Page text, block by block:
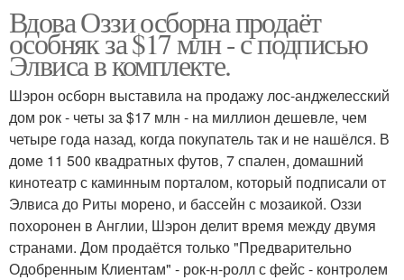
Вдова Оззи осборна продаёт
особняк за $17 млн - с подписью
Элвиса в комплекте.
Шэрон осборн выставила на продажу лос-анджелесский
дом рок - четы за $17 млн - на миллион дешевле, чем
четыре года назад, когда покупатель так и не нашёлся. В
доме 11 500 квадратных футов, 7 спален, домашний
кинотеатр с каминным порталом, который подписали от
Элвиса до Риты морено, и бассейн с мозаикой. Оззи
похоронен в Англии, Шэрон делит время между двумя
странами. Дом продаётся только "Предварительно
Одобренным Клиентам" - рок-н-ролл с фейс - контролем